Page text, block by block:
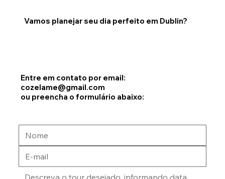
cozelame@gmail.com
ou preencha o formulário abaixo: